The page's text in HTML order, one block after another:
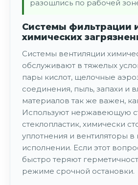
разошлись по рабочей
Системы фильтрации
химических
Системы вентиляции
обслуживают в тяжелых
пары кислот, щелочные
соединения, пыль, запахи и
материалов так же важен,
Используют нержавеющую
стеклопластик, химически
уплотнения и вентиляторы
исполнении. Если этот
быстро теряют
режиме срочной остановки.